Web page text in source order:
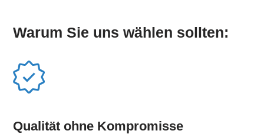
Warum Sie uns wählen sollten:
Qualität ohne Kompromisse